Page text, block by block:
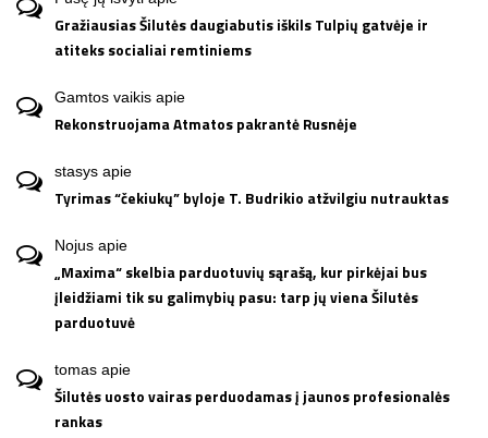
Gražiausias Šilutės daugiabutis iškils Tulpių gatvėje ir
atiteks socialiai remtiniems
Gamtos vaikis apie
Rekonstruojama Atmatos pakrantė Rusnėje
stasys apie
Tyrimas “čekiukų” byloje T. Budrikio atžvilgiu nutrauktas
Nojus apie
„Maxima“ skelbia parduotuvių sąrašą, kur pirkėjai bus
įleidžiami tik su galimybių pasu: tarp jų viena Šilutės
parduotuvė
tomas apie
Šilutės uosto vairas perduodamas į jaunos profesionalės
rankas